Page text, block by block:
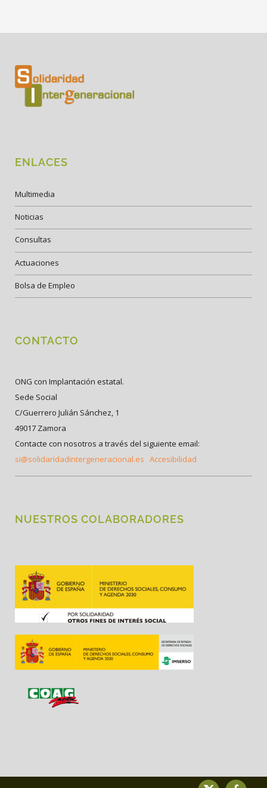
ENLACES
Multimedia
Noticias
Consultas
Actuaciones
Bolsa de Empleo
CONTACTO
ONG con Implantación estatal.
Sede Social
C/Guerrero Julián Sánchez, 1
49017 Zamora
Contacte con nosotros a través del siguiente email:
si@solidaridadintergeneracional.es Accesibilidad
NUESTROS COLABORADORES